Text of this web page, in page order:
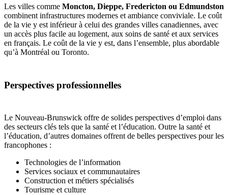
Les villes comme Moncton, Dieppe, Fredericton ou Edmundston
combinent infrastructures modernes et ambiance conviviale. Le coût
de la vie y est inférieur à celui des grandes villes canadiennes, avec
un accès plus facile au logement, aux soins de santé et aux services
en français. Le coût de la vie y est, dans l’ensemble, plus abordable
qu’à Montréal ou Toronto.
Perspectives professionnelles
Le Nouveau-Brunswick offre de solides perspectives d’emploi dans
des secteurs clés tels que la santé et l’éducation. Outre la santé et
l’éducation, d’autres domaines offrent de belles perspectives pour les
francophones :
Technologies de l’information
Services sociaux et communautaires
Construction et métiers spécialisés
Tourisme et culture